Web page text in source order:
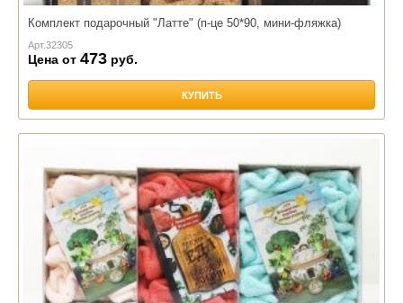
Комплект подарочный "Латте" (п-це 50*90, мини-фляжка)
Арт.32305
Цена от 473 руб.
КУПИТЬ